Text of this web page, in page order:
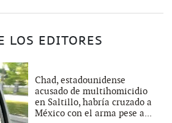
LOS EDITORES
Chad, estadounidense
acusado de multihomicidio
en Saltillo, habría cruzado a
México con el arma pese a...